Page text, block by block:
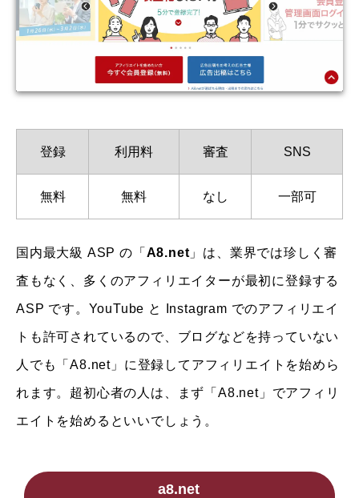
登録 利用料 審査 SNS
無料 無料 なし 一部可
国内最大級 ASP の「 A8.net」は、業界では珍しく審
査もなく、多くのアフィリエイターが最初に登録する
ASP です。YouTube と Instagram でのアフィリエイ
トも許可されているので、ブログなどを持っていない
人でも「A8.net」に登録してアフィリエイトを始めら
れます。超初心者の人は、まず「A8.net」でアフィリ
エイトを始めるといいでしょう。
a8.net